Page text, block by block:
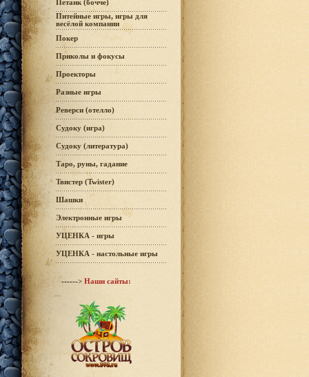
Петанк (бочче)
Питейные игры, игры для
весёлой компании
Покер
Приколы и фокусы
Проекторы
Разные игры
Реверси (отелло)
Судоку (игра)
Судоку (литература)
Таро, руны, гадание
Твистер (Twister)
Шашки
Электронные игры
УЦЕНКА - игры
УЦЕНКА - настольные игры
------> Наши сайты: